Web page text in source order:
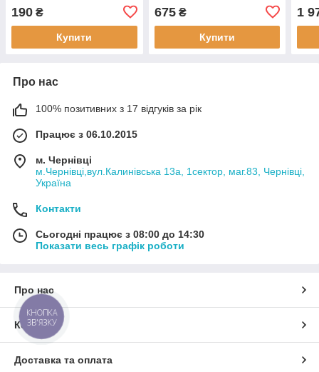
190 ₴
Купити
LDACSLA20BLM49773
675₴
Купити
1
Про нас
100% позитивних з 17 відгуків за рік
Працює з 06.10.2015
м. Чернівці
м.Чернівці,вул.Калинівська 13а, 1сектор, маг.83, Чернівці,
Україна
Контакти
Сьогодні працює з 08:00 до 14:30
Показати весь графік роботи
Про нас
Контакти
Доставка та оплата
КНОПКА
ЗВ'ЯЗКУ